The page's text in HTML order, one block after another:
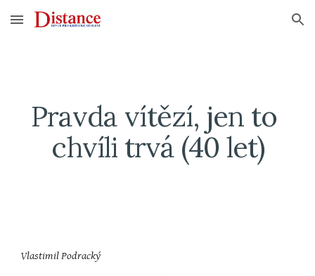
Skip to main content Skip to navigation
Pravda vítězí, jen to
chvíli trvá (40 let)
Vlastimil Podracký